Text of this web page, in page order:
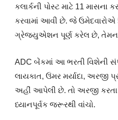
કલાર્કની પોસ્ટ માટે 11 માસના
કરવામાં આવી છે. જે
ગ્રેજ્યુએશન પૂર્ણ કરેલ છે,
ADC બેંકમાં આ ભરતી વિશેની
લાયકાત, ઉંમર મર્યાદા, અરજી
અહીં આપેલી છે. તો અરજી કરતા
ધ્યાનપૂર્વક જરૂરથી વાંચો.